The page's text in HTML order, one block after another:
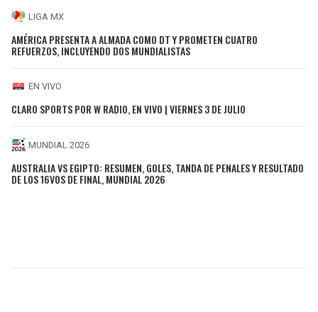
LIGA MX
AMÉRICA PRESENTA A ALMADA COMO DT Y PROMETEN CUATRO
REFUERZOS, INCLUYENDO DOS MUNDIALISTAS
EN VIVO
CLARO SPORTS POR W RADIO, EN VIVO | VIERNES 3 DE JULIO
MUNDIAL 2026
AUSTRALIA VS EGIPTO: RESUMEN, GOLES, TANDA DE PENALES Y RESULTADO
DE LOS 16VOS DE FINAL, MUNDIAL 2026